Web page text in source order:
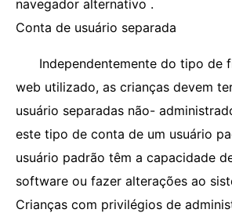
navegador alternativo .
Conta de usuário separada
Independentemente do tipo de
web utilizado, as crianças devem
usuário separadas não-
este tipo de conta de um usuário
usuário padrão têm a capacidade
software ou fazer alterações ao
Crianças com privilégios de